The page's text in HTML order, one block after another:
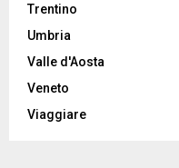
Trentino
Umbria
Valle d'Aosta
Veneto
Viaggiare